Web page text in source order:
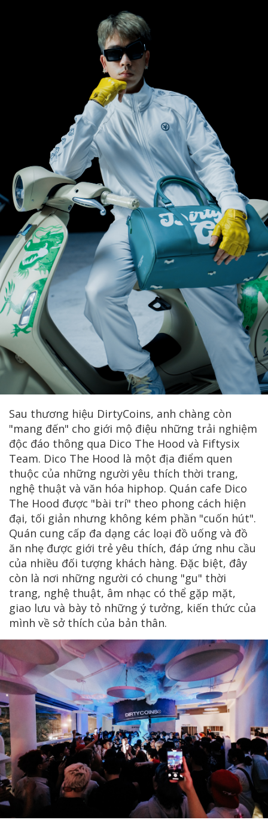
Sau thương hiệu DirtyCoins, anh chàng còn
"mang đến" cho giới mộ điệu những trải nghiệm
độc đáo thông qua Dico The Hood và Fiftysix
Team. Dico The Hood là một địa điểm quen
thuộc của những người yêu thích thời trang,
nghệ thuật và văn hóa hiphop. Quán cafe Dico
The Hood được "bài trí" theo phong cách hiện
đại, tối giản nhưng không kém phần "cuốn hút".
Quán cung cấp đa dạng các loại đồ uống và đồ
ăn nhẹ được giới trẻ yêu thích, đáp ứng nhu cầu
của nhiều đối tượng khách hàng. Đặc biệt, đây
còn là nơi những người có chung "gu" thời
trang, nghệ thuật, âm nhạc có thể gặp mặt,
giao lưu và bày tỏ những ý tưởng, kiến thức của
mình về sở thích của bản thân.